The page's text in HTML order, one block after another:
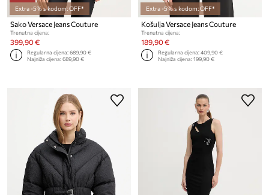
Extra -5% s kodom: OFF*
Sako Versace Jeans Couture
Trenutna cijena:
399,90 €
Regularna cijena:689,90 €
Najniža cijena:689,90 €
Extra -5% s kodom: OFF*
Košulja Versace Jeans Couture
Trenutna cijena:
189,90 €
Regularna cijena:409,90 €
Najniža cijena:199,90 €